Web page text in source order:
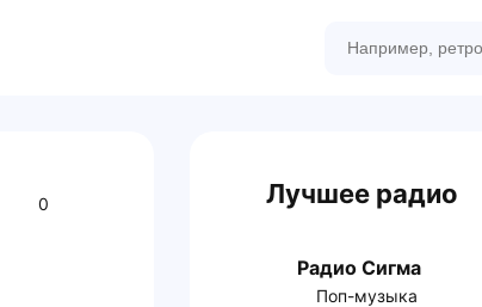
0
Лучшее радио
Радио Сигма
Поп-музыка